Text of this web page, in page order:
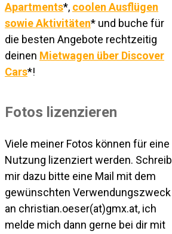
Apartments*, coolen Ausflügen
sowie Aktivitäten* und buche für
die besten Angebote rechtzeitig
deinen Mietwagen über Discover
Cars*!
Fotos lizenzieren
Viele meiner Fotos können für eine
Nutzung lizenziert werden. Schreib
mir dazu bitte eine Mail mit dem
gewünschten Verwendungszweck
an christian.oeser(at)gmx.at, ich
melde mich dann gerne bei dir mit